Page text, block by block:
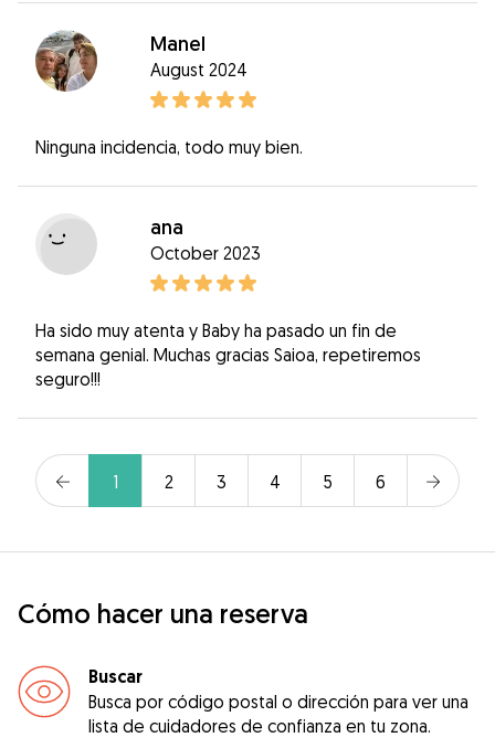
Manel
August 2024
Ninguna incidencia, todo muy bien.
ana
October 2023
Ha sido muy atenta y Baby ha pasado un fin de
semana genial. Muchas gracias Saioa, repetiremos
seguro!!!
1 2 3 4 5 6
Cómo hacer una reserva
Buscar
Busca por código postal o dirección para ver una
lista de cuidadores de confianza en tu zona.